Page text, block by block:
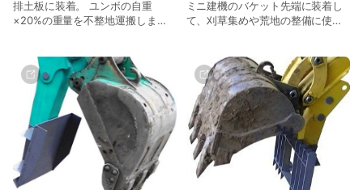
排土板に装着。 ユンボの自重
×20%の重量を不整地運搬しま
ミニ建機のバケット先端に装着し
て、刈草集めや荒地の整備に使い